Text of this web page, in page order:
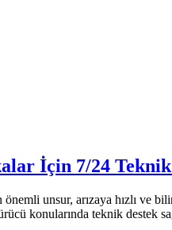
İçin 7/24
unsur, arızaya hızlı
konularında teknik destek